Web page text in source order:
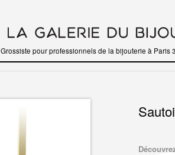
Grossiste pour professionnels de la bijouterie à Paris 3